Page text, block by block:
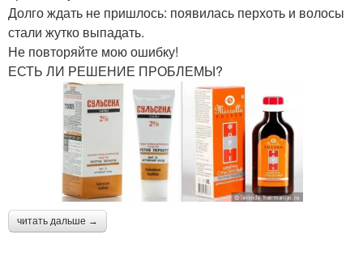
Долго ждать не пришлось: появилась перхоть и волосы
стали жутко выпадать.
Не повторяйте мою ошибку!
ЕСТЬ ЛИ РЕШЕНИЕ ПРОБЛЕМЫ?
читать дальше →